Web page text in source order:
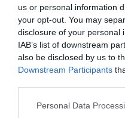
us or personal information
your opt-out. You may
disclosure of your personal
IAB’s list of downstream
also be disclosed by us to
Downstream Participants
Please note that this
Personal Data